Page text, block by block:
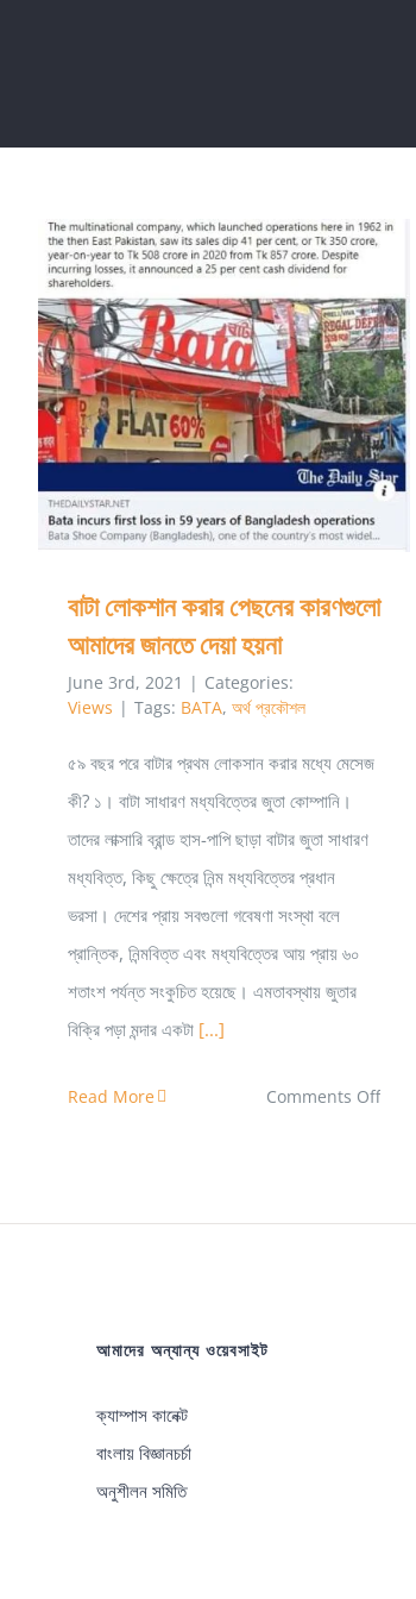
বাটা লোকশান করার পেছনের কারণগুলো আমাদের জানতে
দেয়া হয়না
বাটা লোকশান করার পেছনের কারণগুলো
আমাদের জানতে দেয়া হয়না
June 3rd, 2021 | Categories:
Views | Tags: BATA, অর্থ প্রকৌশল
৫৯ বছর পরে বাটার প্রথম লোকসান করার মধ্যে মেসেজ
কী? ১। বাটা সাধারণ মধ্যবিত্তের জুতা কোম্পানি।
তাদের লাক্সারি ব্রান্ড হাস-পাপি ছাড়া বাটার জুতা সাধারণ
মধ্যবিত্ত, কিছু ক্ষেত্রে নিন্ম মধ্যবিত্তের প্রধান
ভরসা। দেশের প্রায় সবগুলো গবেষণা সংস্থা বলে
প্রান্তিক, নিন্মবিত্ত এবং মধ্যবিত্তের আয় প্রায় ৬০
শতাংশ পর্যন্ত সংকুচিত হয়েছে। এমতাবস্থায় জুতার
বিক্রি পড়া মন্দার একটা [...]
Read More Comments Offon
আমাদের অন্যান্য ওয়েবসাইট
ক্যাম্পাস কানেক্ট
বাংলায় বিজ্ঞানচর্চা
অনুশীলন সমিতি